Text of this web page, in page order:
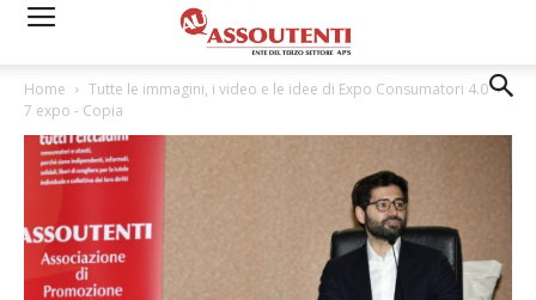
Home
Tutte le immagini, i video e le idee di Expo Consumatori 4.0
7 expo - Copia